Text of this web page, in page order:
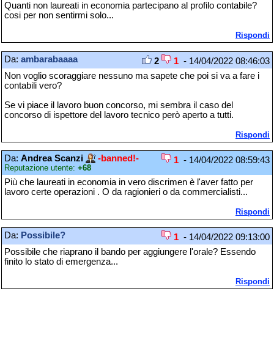
Quanti non laureati in economia partecipano al profilo contabile?
cosi per non sentirmi solo...
Rispondi
Da: ambarabaaaa 2 1 - 14/04/2022 08:46:03
Non voglio scoraggiare nessuno ma sapete che poi si va a fare i
contabili vero?
Se vi piace il lavoro buon concorso, mi sembra il caso del
concorso di ispettore del lavoro tecnico però aperto a tutti.
Rispondi
Da: Andrea Scanzi -banned!-
Reputazione utente: +68
1 - 14/04/2022 08:59:43
Più che laureati in economia in vero discrimen è l'aver fatto per
lavoro certe operazioni . O da ragionieri o da commercialisti...
Rispondi
Da: Possibile? 1 - 14/04/2022 09:13:00
Possibile che riaprano il bando per aggiungere l'orale? Essendo
finito lo stato di emergenza...
Rispondi